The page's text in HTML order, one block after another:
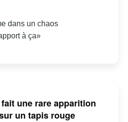
dans un chaos
à ça»
une rare apparition
un tapis rouge